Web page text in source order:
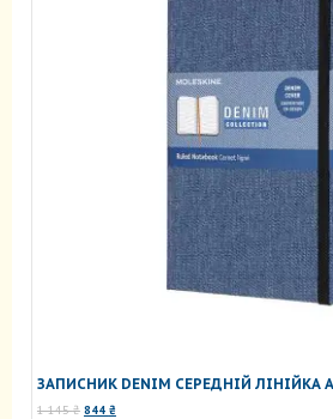
ЗАПИСНИК DENIM СЕРЕДНІЙ ЛІНІЙКА
1 145₴ Оригінальна
844 ₴Поточна